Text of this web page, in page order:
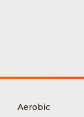
Aerobic